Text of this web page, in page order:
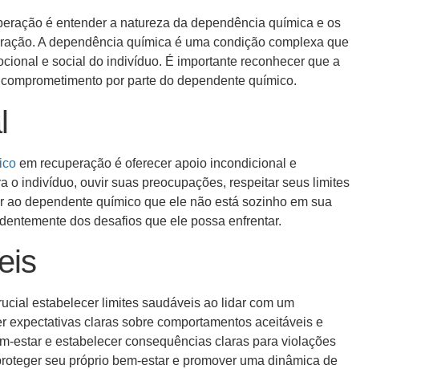
é entender a natureza da dependência química e os
A dependência química é uma condição complexa que
e social do indivíduo. É importante reconhecer que a
por parte do dependente químico.
em recuperação é oferecer apoio incondicional e
o indivíduo, ouvir suas preocupações, respeitar seus limites
dependente químico que ele não está sozinho em sua
dos desafios que ele possa enfrentar.
estabelecer limites saudáveis ao lidar com um
claras sobre comportamentos aceitáveis e
estar e estabelecer consequências claras para violações
seu próprio bem-estar e promover uma dinâmica de